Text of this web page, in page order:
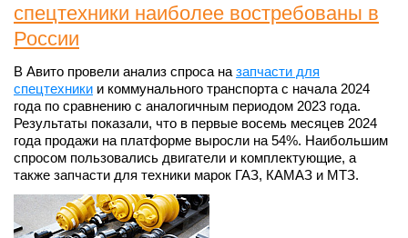
спецтехники наиболее востребованы в
России
В Авито провели анализ спроса на запчасти для
спецтехники и коммунального транспорта с начала 2024
года по сравнению с аналогичным периодом 2023 года.
Результаты показали, что в первые восемь месяцев 2024
года продажи на платформе выросли на 54%. Наибольшим
спросом пользовались двигатели и комплектующие, а
также запчасти для техники марок ГАЗ, КАМАЗ и МТЗ.